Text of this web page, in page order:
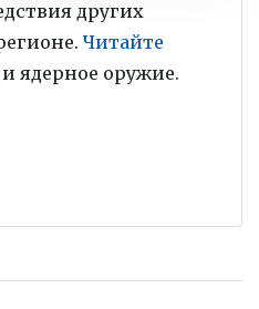
других
Читайте
ядерное оружие.